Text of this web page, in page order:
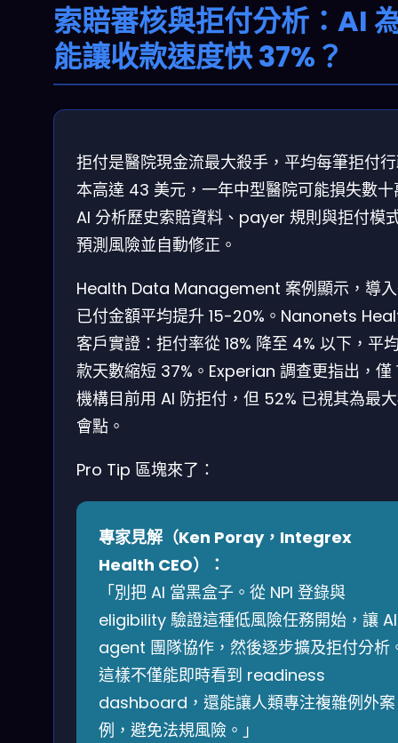
索賠審核與拒付分析：AI
能讓收款速度快 37%？
拒付是醫院現金流最大殺手，平均每筆拒付
本高達 43 美元，一年中型醫院可能損失數十
AI 分析歷史索賠資料、payer 規則與拒付模
預測風險並自動修正。
Health Data Management 案例顯示，導
已付金額平均提升 15-20%。Nanonets
客戶實證：拒付率從 18% 降至 4% 以下，平
款天數縮短 37%。Experian 調查更指出，僅
機構目前用 AI 防拒付，但 52% 已視其為最
會點。
Pro Tip 區塊來了：
專家見解（Ken Poray，Integrex
Health CEO）：
「別把 AI 當黑盒子。從 NPI 登錄與
eligibility 驗證這種低風險任務開始，讓 AI
agent 團隊協作，然後逐步擴及拒付分析
這樣不僅能即時看到 readiness
dashboard，還能讓人類專注複雜例外案
例，避免法規風險。」